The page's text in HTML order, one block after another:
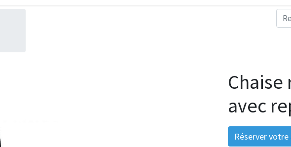
Chaise
avec
Réserver